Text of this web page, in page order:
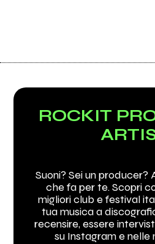
ROCKIT
Suoni? Sei un producer?
che fa per te. Scopri
migliori club e festival
tua musica a
recensire, essere
su Instagram e nelle